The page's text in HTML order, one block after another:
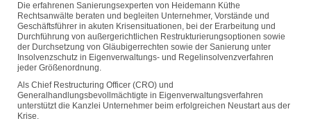
Die erfahrenen Sanierungsexperten von Heidemann Küthe
Rechtsanwälte beraten und begleiten Unternehmer, Vorstände und
Geschäftsführer in akuten Krisensituationen, bei der Erarbeitung und
Durchführung von außergerichtlichen Restrukturierungsoptionen sowie
der Durchsetzung von Gläubigerrechten sowie der Sanierung unter
Insolvenzschutz in Eigenverwaltungs- und Regelinsolvenzverfahren
jeder Größenordnung.
Als Chief Restructuring Officer (CRO) und
Generalhandlungsbevollmächtigte in Eigenverwaltungsverfahren
unterstützt die Kanzlei Unternehmer beim erfolgreichen Neustart aus der
Krise.